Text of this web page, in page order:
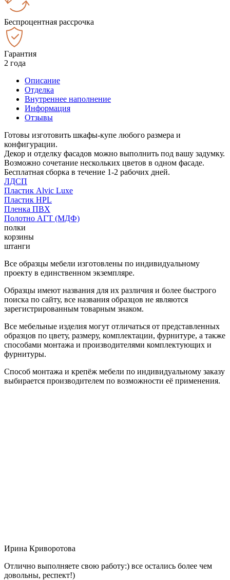
Беспроцентная рассрочка
Гарантия
2 года
Описание
Отделка
Внутреннее наполнение
Информация
Отзывы
Готовы изготовить шкафы-купе любого размера и
конфигурации.
Декор и отделку фасадов можно выполнить под вашу задумку.
Возможно сочетание нескольких цветов в одном фасаде.
Бесплатная сборка в течение 1-2 рабочих дней.
ЛДСП
Пластик Alvic Luxe
Пластик HPL
Пленка ПВХ
Полотно АГТ (МДФ)
полки
корзины
штанги
Все образцы мебели изготовлены по индивидуальному
проекту в единственном экземпляре.
Образцы имеют названия для их различия и более быстрого
поиска по сайту, все названия образцов не являются
зарегистрированным товарным знаком.
Все мебельные изделия могут отличаться от представленных
образцов по цвету, размеру, комплектации, фурнитуре, а также
способами монтажа и производителями комплектующих и
фурнитуры.
Способ монтажа и крепёж мебели по индивидуальному заказу
выбирается производителем по возможности её применения.
Ирина Криворотова
Отлично выполняете свою работу:) все остались более чем
довольны, респект!)